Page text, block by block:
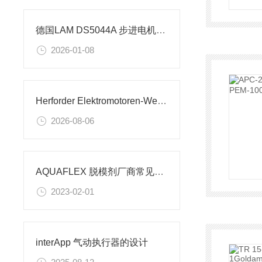
德国LAM DS5044A 步进电机控制器的技术参数
2026-01-08
Herforder Elektromotoren‑Werke 制动防爆电机应用解析
2026-08-06
AQUAFLEX 脱模剂厂商常见问题
2023-02-01
interApp 气动执行器的设计